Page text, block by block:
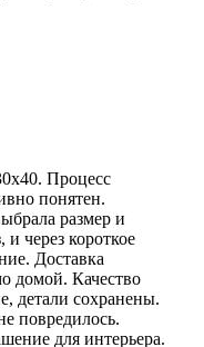
Процесс
понятен.
размер и
через короткое
Доставка
домой. Качество
детали сохранены.
повредилось.
для интерьера.